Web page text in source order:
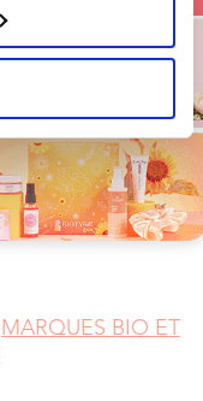
MARQUES BIO ET